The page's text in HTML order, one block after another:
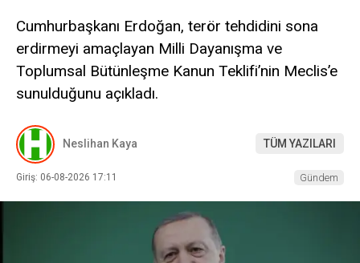
Cumhurbaşkanı Erdoğan, terör tehdidini sona
erdirmeyi amaçlayan Milli Dayanışma ve
Toplumsal Bütünleşme Kanun Teklifi’nin Meclis’e
sunulduğunu açıkladı.
Neslihan Kaya TÜM YAZILARI
Giriş: 06-08-2026 17:11 Gündem